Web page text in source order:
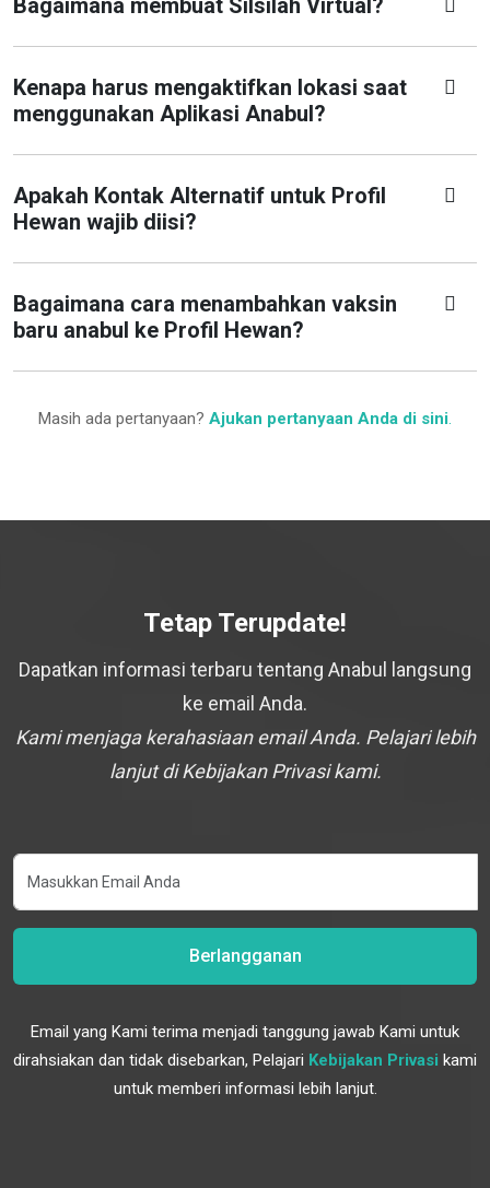
Bagaimana membuat Silsilah Virtual?
Kenapa harus mengaktifkan lokasi saat
menggunakan Aplikasi Anabul?
Apakah Kontak Alternatif untuk Profil
Hewan wajib diisi?
Bagaimana cara menambahkan vaksin
baru anabul ke Profil Hewan?
Masih ada pertanyaan? Ajukan pertanyaan Anda di sini.
Tetap Terupdate!
Dapatkan informasi terbaru tentang Anabul langsung
ke email Anda.
Kami menjaga kerahasiaan email Anda. Pelajari lebih
lanjut di Kebijakan Privasi kami.
Berlangganan
Email yang Kami terima menjadi tanggung jawab Kami untuk
dirahsiakan dan tidak disebarkan, Pelajari Kebijakan Privasi kami
untuk memberi informasi lebih lanjut.